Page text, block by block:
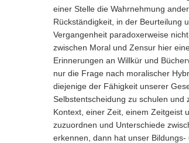
einer Stelle die Wahrnehmung
Rückständigkeit, in der Beurteilung
Vergangenheit paradoxerweise
zwischen Moral und Zensur hier
Erinnerungen an Willkür und
nur die Frage nach moralischer
diejenige der Fähigkeit unserer
Selbstentscheidung zu schulen
Kontext, einer Zeit, einem Zeitgeist
zuzuordnen und Unterschiede
erkennen, dann hat unser